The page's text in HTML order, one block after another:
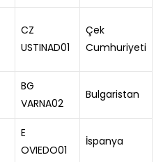
CZ
USTINAD01
Çek
Cumhuriyeti
BG
VARNA02
Bulgaristan
E
OVIEDO01
İspanya